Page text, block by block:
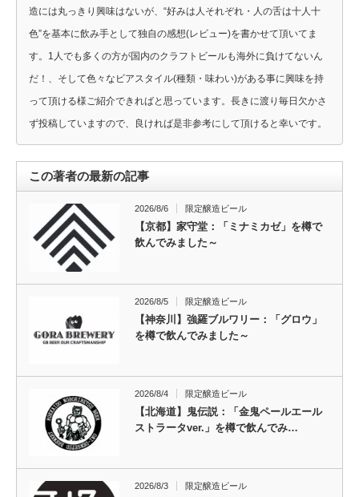
造には丸っきり興味はないが、“好みは人それぞれ・人の舌は十人十
色”を基本に飲み手として独自の感想(レビュー)を書かせて頂いてま
す。1人でも多くの方が国内のクラフトビールも海外に負けてないん
だ！、そして色々なビアスタイル(種類・味わい)がある事に興味を持
って頂ける様ご紹介できればと思っています。長きに渡り毎日欠かさ
ず投稿していますので、良ければ是非参考にして頂けると幸いです。
この著者の最新の記事
2026/8/6 限定醸造ビール
【京都】家守堂：「ミナミカゼ」を樽で
飲んでみました～
2026/8/5 限定醸造ビール
【神奈川】強羅ブルワリー：「グロウ」
を樽で飲んでみました～
2026/8/4 限定醸造ビール
【北海道】鬼伝説：「金鬼ペールエール
ストラータver.」を樽で飲んでみ…
2026/8/3 限定醸造ビール